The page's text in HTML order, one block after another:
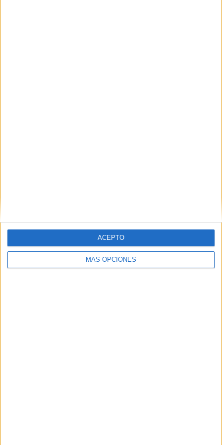
MÁS OPCIONES
ACEPTO